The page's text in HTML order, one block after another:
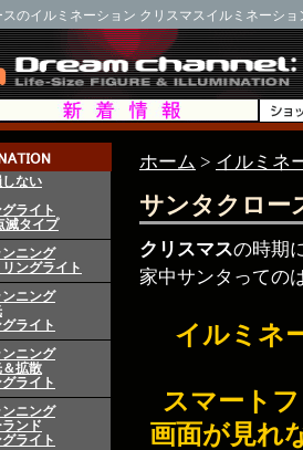
のイルミネーション クリスマスイルミネーシ
ない
ライト
滅タイプ
ニング
リングライト
ニング
ライト
ニング
＆拡散
ライト
ニング
ランド
ライト
ホーム > イルミネ
サンタクロー
クリスマスの時期
家中サンタっての
イルミネ
スマート
画面が見れ